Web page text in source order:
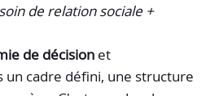
de relation sociale +
de décision et
un cadre défini, une structure